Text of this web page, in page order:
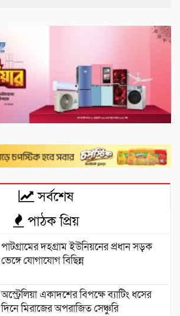
সর্বশেষ
পাঠক প্রিয়
পাটগ্রামের দহগ্রাম ইউনিয়নের প্রধান সড়ক
ভেঙ্গে যোগাযোগ বিছিন্ন
অস্ট্রেলিয়া একাদশের বিপক্ষে ব্যাটিং ধসের
দিনে মিরাজের অপরাজিত সেঞ্চুরি